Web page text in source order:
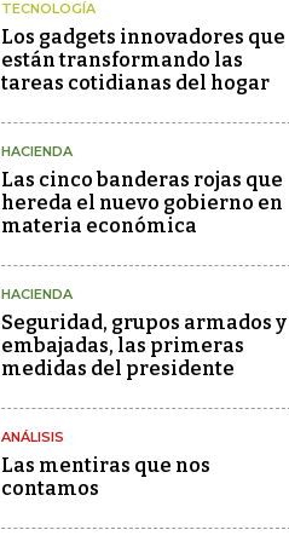
TECNOLOGÍA
Los gadgets innovadores que
están transformando las
tareas cotidianas del hogar
HACIENDA
Las cinco banderas rojas que
hereda el nuevo gobierno en
materia económica
HACIENDA
Seguridad, grupos armados y
embajadas, las primeras
medidas del presidente
ANÁLISIS
Las mentiras que nos
contamos